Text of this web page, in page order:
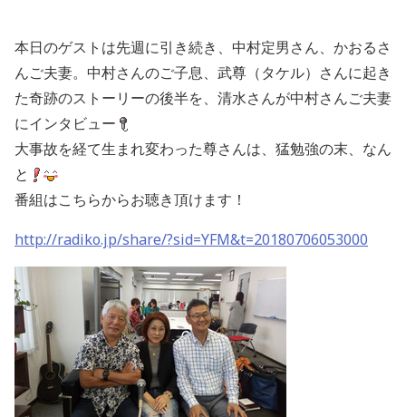
本日のゲストは先週に引き続き、中村定男さん、かおるさ
んご夫妻。中村さんのご子息、武尊（タケル）さんに起き
た奇跡のストーリーの後半を、清水さんが中村さんご夫妻
にインタビュー
大事故を経て生まれ変わった尊さんは、猛勉強の末、なん
と
番組はこちらからお聴き頂けます！
http://radiko.jp/share/?sid=YFM&t=20180706053000